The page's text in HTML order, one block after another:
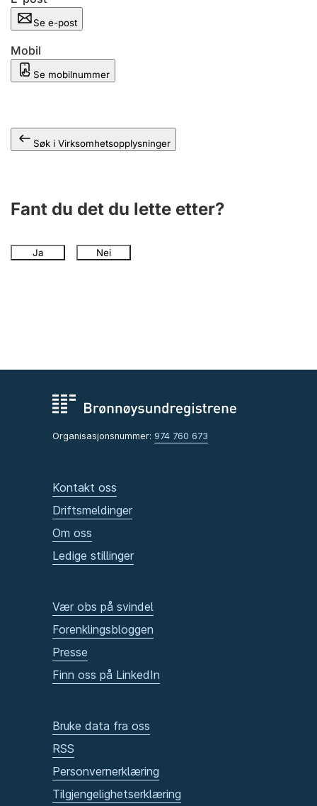
Se e-post
Mobil
Se mobilnummer
Søk i Virksomhetsopplysninger
Fant du det du lette etter?
Ja Nei
Organisasjonsnummer: 974 760 673
Kontakt oss
Driftsmeldinger
Om oss
Ledige stillinger
Vær obs på svindel
Forenklingsbloggen
Presse
Finn oss på LinkedIn
Bruke data fra oss
RSS
Personvernerklæring
Tilgjengelighetserklæring